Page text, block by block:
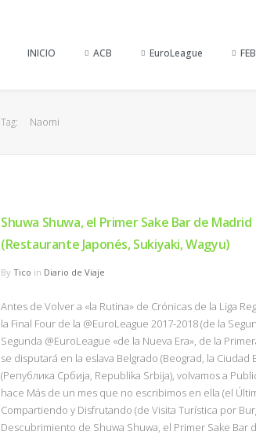
INICIO ACB EuroLeague FEB
Tag: Naomi
Shuwa Shuwa, el Primer Sake Bar de Madrid
(Restaurante Japonés, Sukiyaki, Wagyu)
By Tico in Diario de Viaje
Antes de Volver a «la Rutina» de Crónicas de la Liga
la Final Four de la @EuroLeague 2017-2018 (de la
Segunda @EuroLeague «de la Nueva Era», de la
se disputará en la eslava Belgrado (Beograd, la
(Република Србија, Republika Srbija), volvamos a
hace Más de un mes que no escribimos en ella (el
Compartiendo y Disfrutando (de Visita Turística por
Descubrimiento de Shuwa Shuwa, el Primer Sake